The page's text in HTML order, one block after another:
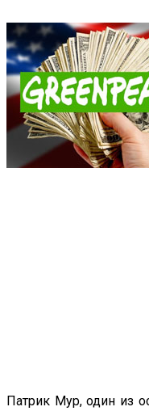
Патрик Мур, один из